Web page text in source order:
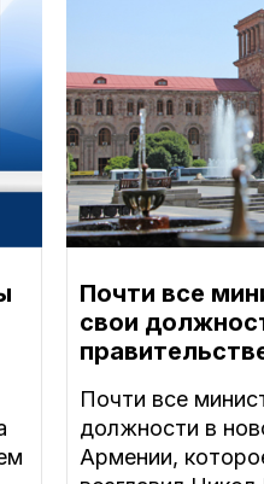
Почти все
свои
Почти все
должности в
Армении,